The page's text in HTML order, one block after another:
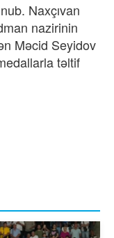
Naxçıvan
nazirinin
Məcid Seyidov
təltif